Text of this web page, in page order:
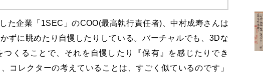
た企業「1SEC」のCOO(最高執行責任者)、中村成寿さんは
ずに眺めたり自慢したりしている。バーチャルでも、3Dな
つくることで、それを自慢したり『保有』を感じたりでき
コレクターの考えていることは、すごく似ているのです」